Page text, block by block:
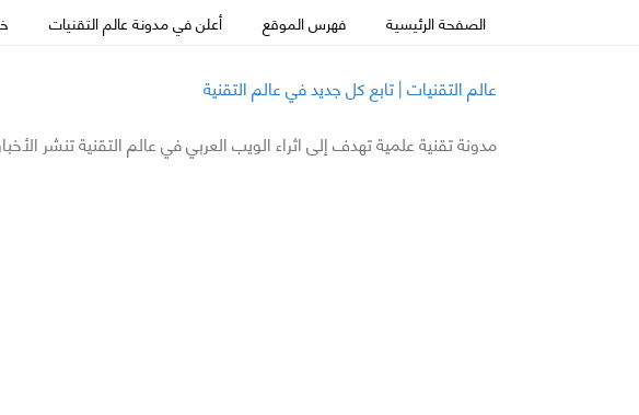
الصفحة الرئيسية فهرس الموقع أعلن في مدونة عالم التقنيات
عالم التقنيات | تابع كل جديد في عالم التقنية
مدونة تقنية علمية تهدف إلى اثراء الويب العربي في عالم التقنية تنشر